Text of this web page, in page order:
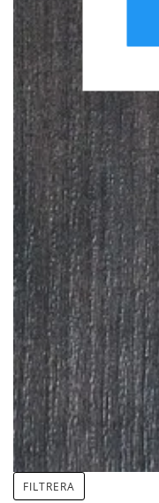
FILTRERA